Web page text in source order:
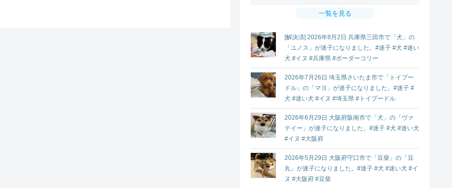
一覧を見る
[解決済] 2026年8月2日 兵庫県三田市で「犬」の
「ユノス」が迷子になりました。#迷子 #犬 #迷い
犬 #イヌ #兵庫県 #ボーダーコリー
2026年7月26日 埼玉県さいたま市で「トイプー
ドル」の「マヨ」が迷子になりました。#迷子 #
犬 #迷い犬 #イヌ #埼玉県 #トイプードル
2026年6月29日 大阪府阪南市で「犬」の「ヴァ
テイー」が迷子になりました。#迷子 #犬 #迷い犬
#イヌ #大阪府
2026年5月29日 大阪府守口市で「豆柴」の「豆
丸」が迷子になりました。#迷子 #犬 #迷い犬 #イ
ヌ #大阪府 #豆柴